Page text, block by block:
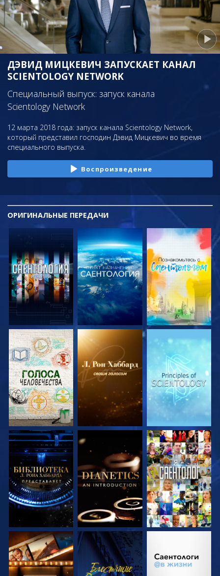
ДЭВИД МИЦКЕВИЧ ЗАПУСКАЕТ КАНАЛ
SCIENTOLOGY NETWORK
Специальный выпуск: запуск канала
Scientology Network
12 марта 2018 года: запуск канала Scientology Network,
который представил господин Дэвид Мицкевич во время
специального выпуска.
Воспроизведение
ОРИГИНАЛЬНЫЕ ПЕРЕДАЧИ
СМОТРЕТЬ
ПЕРЕДАЧИ
СМОТРЕТЬ
ПЕРЕДАЧИ
СМОТРЕТЬ
ПЕРЕДАЧИ
СМОТРЕТЬ
ПЕРЕДАЧИ
СМОТРЕТЬ
ПЕРЕДАЧИ
СМОТРЕТЬ
СМОТРЕТЬ
ПЕРЕДАЧИ
СМОТРЕТЬ
СМОТРЕТЬ